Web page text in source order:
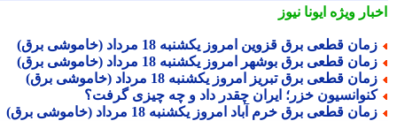
ویژهایونا نیوز
قطعی برق قزوین امروز یکشنبه 18 مرداد (خاموشی برق)
قطعی برق بوشهر امروز یکشنبه 18 مرداد (خاموشی برق)
قطعی برق تبریز امروز یکشنبه 18 مرداد (خاموشی برق)
خزر؛ ایران چقدر داد و چه چیزی گرفت؟
قطعی برق خرم آباد امروز یکشنبه 18 مرداد (خاموشی برق)